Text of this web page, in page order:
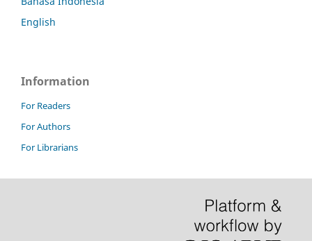
English
Information
For Readers
For Authors
For Librarians